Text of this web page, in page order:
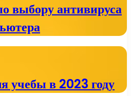
выбору антивируса
учебы в 2023 году